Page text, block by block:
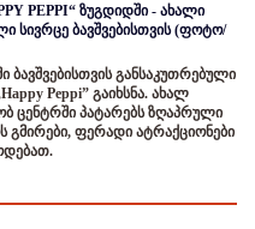
PEPPI“ ზუგდიდში - ახალი
სივრცე ბავშვებისთვის (ფოტო/
ბავშვებისთვის განსაკუთრებული
Peppi” გაიხსნა. ახალ
ცენტრში პატარებს ზღაპრული
გმირები, ფერადი ატრაქციონები